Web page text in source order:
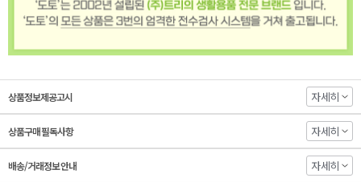
상품정보제공고시 자세히
상품구매 필독사항 자세히
배송/거래정보 안내 자세히